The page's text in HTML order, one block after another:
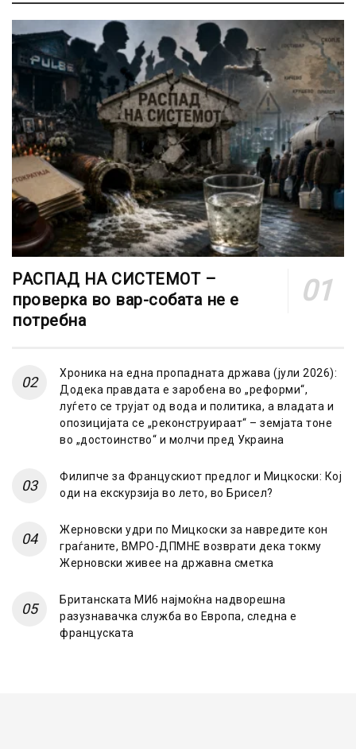
РАСПАД НА СИСТЕМОТ –
проверка во вар-собата не е
потребна
Хроника на една пропадната држава (јули 2026):
Додека правдата е заробена во „реформи“,
луѓето се трујат од вода и политика, а владата и
опозицијата се „реконструираат“ – земјата тоне
во „достоинство“ и молчи пред Украина
Филипче за Францускиот предлог и Мицкоски: Кој
оди на екскурзија во лето, во Брисел?
Жерновски удри по Мицкоски за навредите кон
граѓаните, ВМРО-ДПМНЕ возврати дека токму
Жерновски живее на државна сметка
Британската МИ6 најмоќна надворешна
разузнавачка служба во Европа, следна е
француската